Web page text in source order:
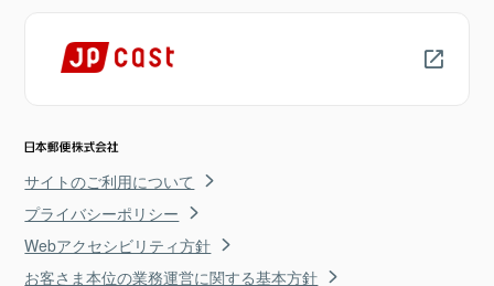
サイトのご利用について
プライバシーポリシー
Webアクセシビリティ方針
お客さま本位の業務運営に関する基本方針